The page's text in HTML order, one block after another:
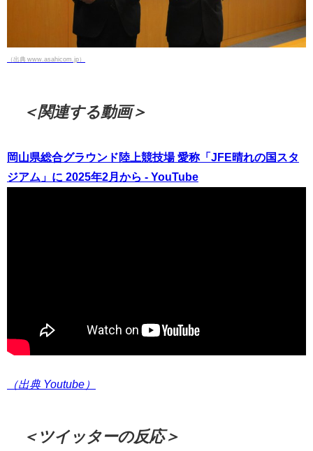
（出典 www.asahicom.jp）
＜関連する動画＞
岡山県総合グラウンド陸上競技場 愛称「JFE晴れの国スタ
ジアム」に 2025年2月から - YouTube
（出典 Youtube）
＜ツイッターの反応＞